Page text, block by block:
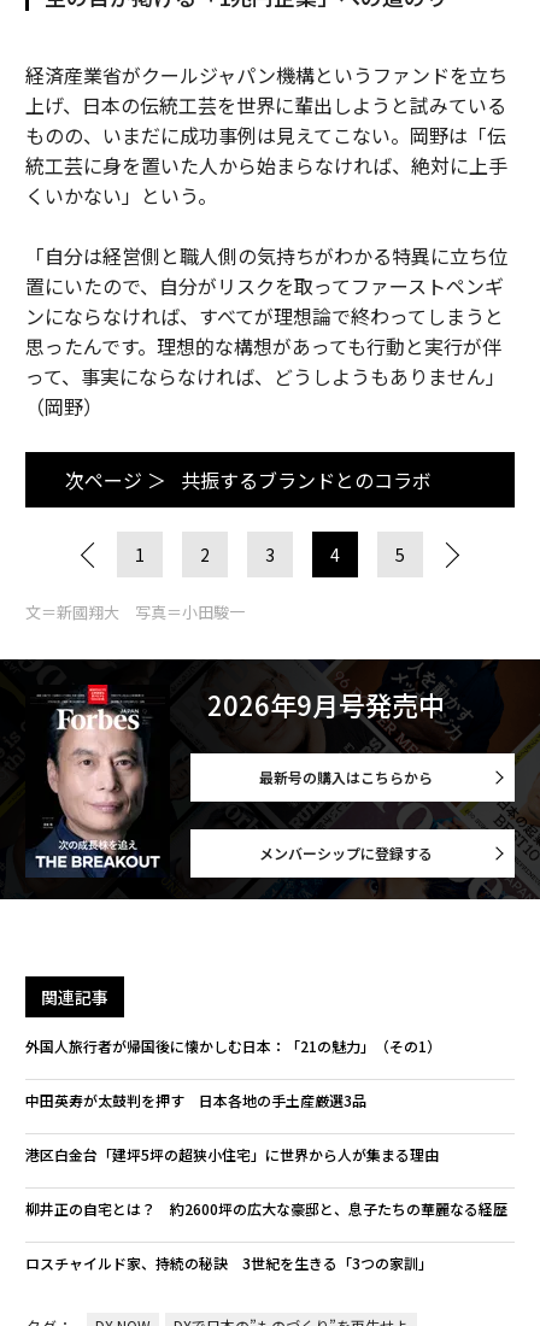
経済産業省がクールジャパン機構というファンドを立ち
上げ、日本の伝統工芸を世界に輩出しようと試みている
ものの、いまだに成功事例は見えてこない。岡野は「伝
統工芸に身を置いた人から始まらなければ、絶対に上手
くいかない」という。
「自分は経営側と職人側の気持ちがわかる特異に立ち位
置にいたので、自分がリスクを取ってファーストペンギ
ンにならなければ、すべてが理想論で終わってしまうと
思ったんです。理想的な構想があっても行動と実行が伴
って、事実にならなければ、どうしようもありません」
（岡野）
次ページ ＞ 共振するブランドとのコラボ
1 2 3 4 5
文＝新國翔大 写真＝小田駿一
2026年9月号発売中
最新号の購入はこちらから
メンバーシップに登録する
関連記事
外国人旅行者が帰国後に懐かしむ日本：「21の魅力」（その1）
中田英寿が太鼓判を押す 日本各地の手土産厳選3品
港区白金台「建坪5坪の超狭小住宅」に世界から人が集まる理由
柳井正の自宅とは？ 約2600坪の広大な豪邸と、息子たちの華麗なる経歴
ロスチャイルド家、持続の秘訣 3世紀を生きる「3つの家訓」